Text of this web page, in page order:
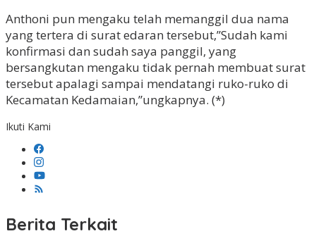
Anthoni pun mengaku telah memanggil dua nama
yang tertera di surat edaran tersebut,”Sudah kami
konfirmasi dan sudah saya panggil, yang
bersangkutan mengaku tidak pernah membuat surat
tersebut apalagi sampai mendatangi ruko-ruko di
Kecamatan Kedamaian,”ungkapnya. (*)
Ikuti Kami
Berita Terkait